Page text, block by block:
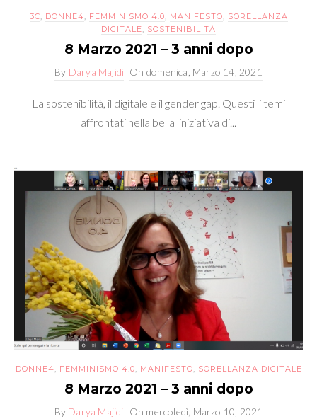
3C DONNE4 FEMMINISMO 4.0 MANIFESTO
SORELLANZA
DIGITALE
SOSTENIBILITÀ
8 Marzo 2021 – 3 anni dopo
By Darya Majidi On domenica, Marzo 14, 2021
La sostenibilità, il digitale e il gender gap. Questi i temi
affrontati nella bella iniziativa di...
DONNE4 FEMMINISMO 4.0 MANIFESTO SORELLANZA DIGITALE
8 Marzo 2021 – 3 anni dopo
By Darya Majidi On mercoledì, Marzo 10, 2021